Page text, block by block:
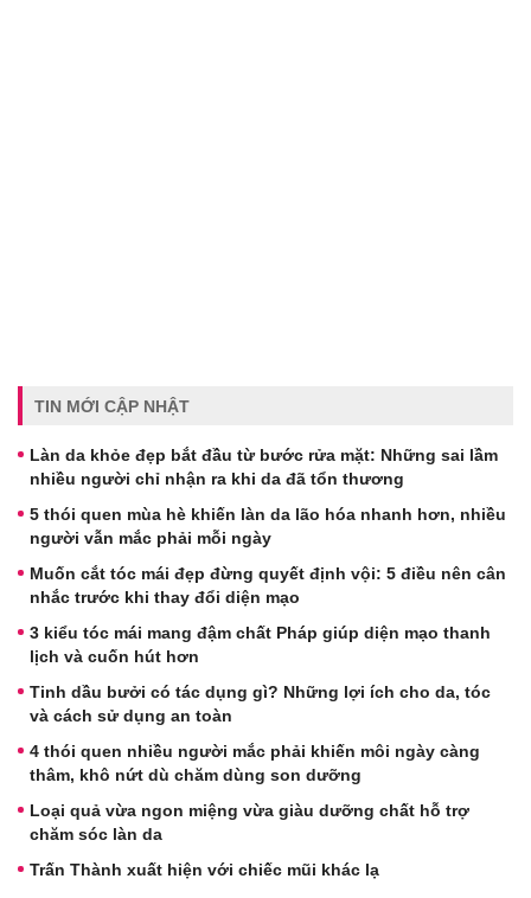
TIN MỚI CẬP NHẬT
Làn da khỏe đẹp bắt đầu từ bước rửa mặt: Những sai lầm
nhiều người chỉ nhận ra khi da đã tổn thương
5 thói quen mùa hè khiến làn da lão hóa nhanh hơn, nhiều
người vẫn mắc phải mỗi ngày
Muốn cắt tóc mái đẹp đừng quyết định vội: 5 điều nên cân
nhắc trước khi thay đổi diện mạo
3 kiểu tóc mái mang đậm chất Pháp giúp diện mạo thanh
lịch và cuốn hút hơn
Tinh dầu bưởi có tác dụng gì? Những lợi ích cho da, tóc
và cách sử dụng an toàn
4 thói quen nhiều người mắc phải khiến môi ngày càng
thâm, khô nứt dù chăm dùng son dưỡng
Loại quả vừa ngon miệng vừa giàu dưỡng chất hỗ trợ
chăm sóc làn da
Trấn Thành xuất hiện với chiếc mũi khác lạ